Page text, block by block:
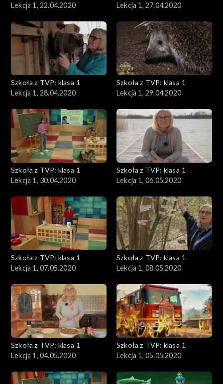
Lekcja 1, 22.04.2020
Lekcja 1, 27.04.2020
Szkoła z TVP: klasa 1
Lekcja 1, 28.04.2020
Szkoła z TVP: klasa 1
Lekcja 1, 29.04.2020
Szkoła z TVP: klasa 1
Lekcja 1, 30.04.2020
Szkoła z TVP: klasa 1
Lekcja 1, 06.05.2020
Szkoła z TVP: klasa 1
Lekcja 1, 07.05.2020
Szkoła z TVP: klasa 1
Lekcja 1, 08.05.2020
Szkoła z TVP: klasa 1
Lekcja 1, 04.05.2020
Szkoła z TVP: klasa 1
Lekcja 1, 05.05.2020